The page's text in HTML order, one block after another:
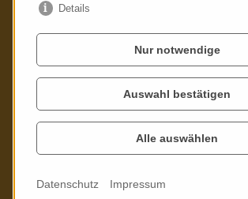
Kontaktieren Sie uns
Poppitzer Platz 3
01589 Riesa
@stadtbibliothek-
Details
Nur notwendige
Auswahl bestätigen
Alle auswählen
Datenschutz Impressum